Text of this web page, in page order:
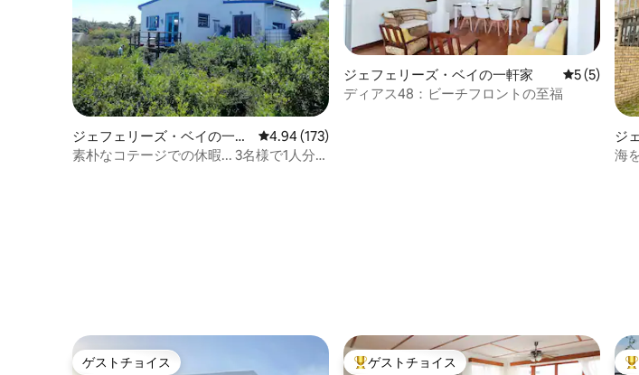
ジェフェリーズ・ベイの一軒
家
レビュー173件、5つ星中4.94つ星の平均評価
4.94 (173)
素朴なコテージでの休暇... 3名様で1人分の
ジェフェリーズ・ベイの一軒家 レビュー5
5 (5)
ディアス48：ビーチフロントの至福
ジ
家
海
ゲストチョイス
ゲストチョイス 大好評のゲストチョイスです。
ゲストチョイス